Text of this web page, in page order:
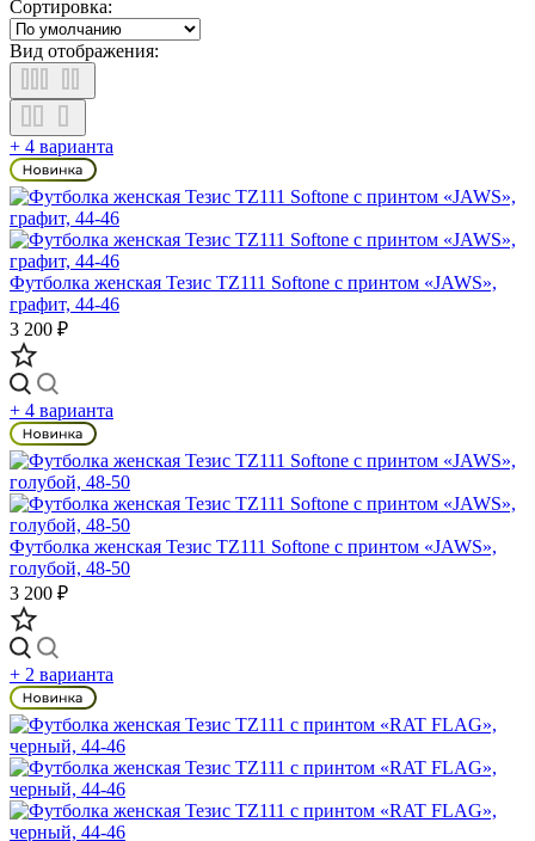
Сортировка:
Вид отображения:
+ 4 варианта
Футболка женская Тезис TZ111 Softone с принтом «JAWS»,
графит, 44-46
3 200 ₽
+ 4 варианта
Футболка женская Тезис TZ111 Softone с принтом «JAWS»,
голубой, 48-50
3 200 ₽
+ 2 варианта